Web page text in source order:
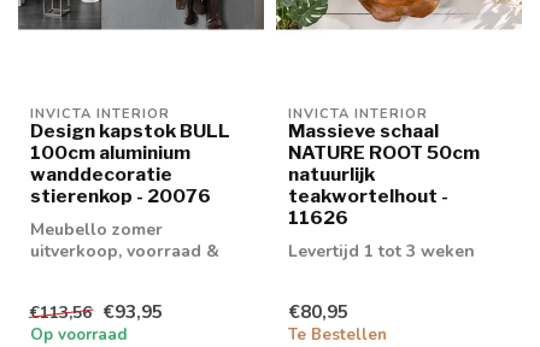
INVICTA INTERIOR
Design kapstok BULL
100cm aluminium
wanddecoratie
stierenkop - 20076
Meubello zomer
uitverkoop, voorraad &
€113,56 €93,95
Op voorraad
INVICTA INTERIOR
Massieve schaal
NATURE ROOT 50cm
natuurlijk
teakwortelhout -
11626
Levertijd 1 tot 3 weken
€80,95
Te Bestellen